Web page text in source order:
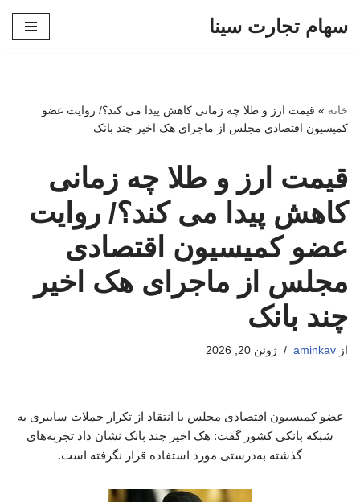
سهام تجارت سینا
خانه » قیمت ارز و طلا چه زمانی کاهش پیدا می کند؟/ روایت عضو
کمیسیون اقتصادی مجلس از ماجرای هک اخیر چند بانک
قیمت ارز و طلا چه زمانی
کاهش پیدا می کند؟/ روایت
عضو کمیسیون اقتصادی
مجلس از ماجرای هک اخیر
چند بانک
از aminkav ژوئن 20, 2026
عضو کمیسیون اقتصادی مجلس با انتقاد از تکرار حملات سایبری به
شبکه بانکی کشور گفت: هک اخیر چند بانک نشان داد تجربه‌های
گذشته به‌درستی مورد استفاده قرار نگرفته است.